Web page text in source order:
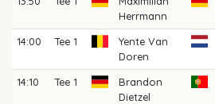
Herrmann
14:00 Tee 1
Yente Van
Doren
14:10 Tee 1
Brandon
Dietzel